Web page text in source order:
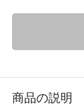
商品の説明